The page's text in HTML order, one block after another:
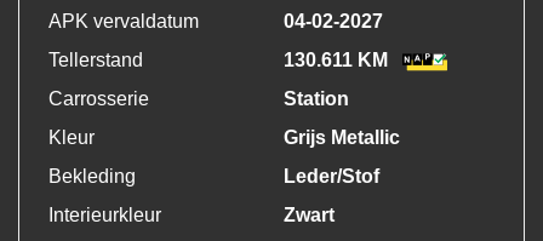
APK vervaldatum
04-02-2027
Tellerstand
130.611 KM
Carrosserie
Station
Kleur
Grijs Metallic
Bekleding
Leder/Stof
Interieurkleur
Zwart